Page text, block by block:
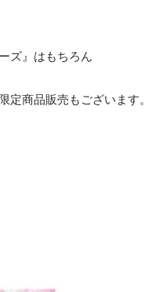
ズ』はもちろん
定商品販売もございます。